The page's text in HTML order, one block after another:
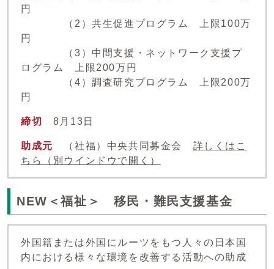
円
（2）共生促進プログラム 上限100万
円
（3）中間支援・ネットワーク支援プ
ログラム 上限200万円
（4）調査研究プログラム 上限200万
円
締切 8月13日
助成元 （社福）中央共同募金会 詳しくはこ
ちら
（別ウインドウで開く）
NEW＜福祉＞ 移民・難民支援基金
外国籍または外国にルーツをもつ人々の日本国
内における様々な環境を改善する活動への助成